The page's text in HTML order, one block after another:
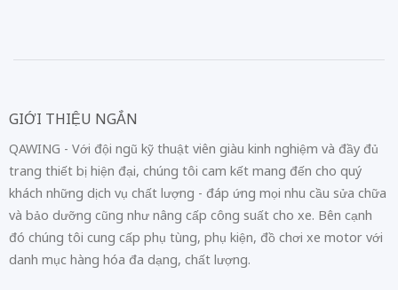
GIỚI THIỆU NGẮN
QAWING - Với đội ngũ kỹ thuật viên giàu kinh nghiệm và đầy đủ
trang thiết bị hiện đại, chúng tôi cam kết mang đến cho quý
khách những dịch vụ chất lượng - đáp ứng mọi nhu cầu sửa chữa
và bảo dưỡng cũng như nâng cấp công suất cho xe. Bên cạnh
đó chúng tôi cung cấp phụ tùng, phụ kiện, đồ chơi xe motor với
danh mục hàng hóa đa dạng, chất lượng.